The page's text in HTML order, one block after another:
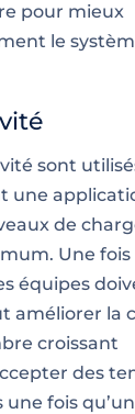
pour mieux
le
sont
une
de
Une fois
équipes
améliorer la
croissant
des
une fois